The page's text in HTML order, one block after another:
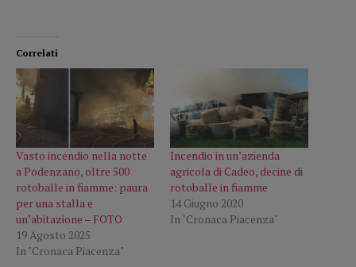
Correlati
Vasto incendio nella notte
a Podenzano, oltre 500
rotoballe in fiamme: paura
per una stalla e
un’abitazione – FOTO
19 Agosto 2025
In "Cronaca Piacenza"
Incendio in un’azienda
agricola di Cadeo, decine di
rotoballe in fiamme
14 Giugno 2020
In "Cronaca Piacenza"